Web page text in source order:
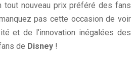
tout nouveau prix préféré des fans
pas cette occasion de voir
et de l’innovation inégalées des
de Disney !